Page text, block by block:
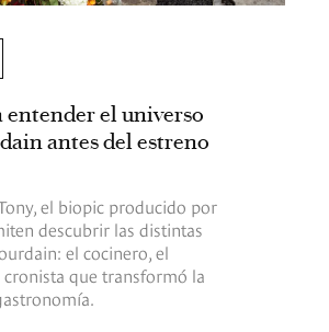
el universo
antes del estreno
el biopic producido por
descubrir las distintas
el cocinero, el
que transformó la